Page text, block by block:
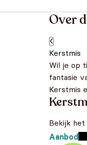
Over
Kerstmis
Wil je op
fantasie
Kerstmis
Bekijk het
Aanbod